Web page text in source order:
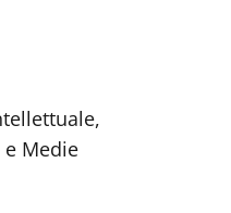
Medie